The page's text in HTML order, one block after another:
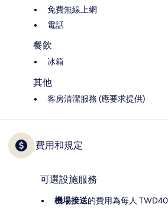
免費無線上網
電話
餐飲
冰箱
其他
客房清潔服務 (應要求提供)
費用和規定
可選設施服務
機場接送的費用為每人